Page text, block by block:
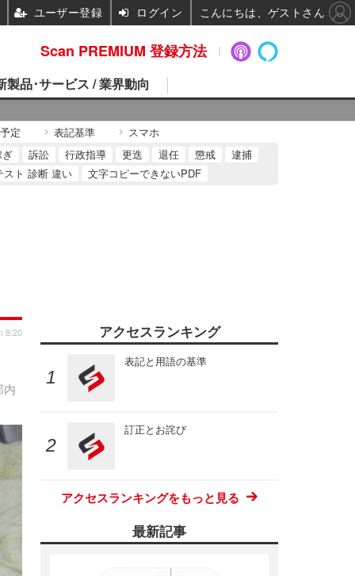
製品･サービス / 業界動向
定 表記基準 スマホ
訴訟 行政指導 更迭 退任 懲戒
逮捕
スト 診断 違い 文字コピーできないPDF
内
8:20 アクセスランキング
表記と用語の基準
訂正とお詫び
アクセスランキングをもっと見る
最新記事
Scan PREMIUM 登録方法
ユーザー登録 ログイン こんにちは、ゲストさん